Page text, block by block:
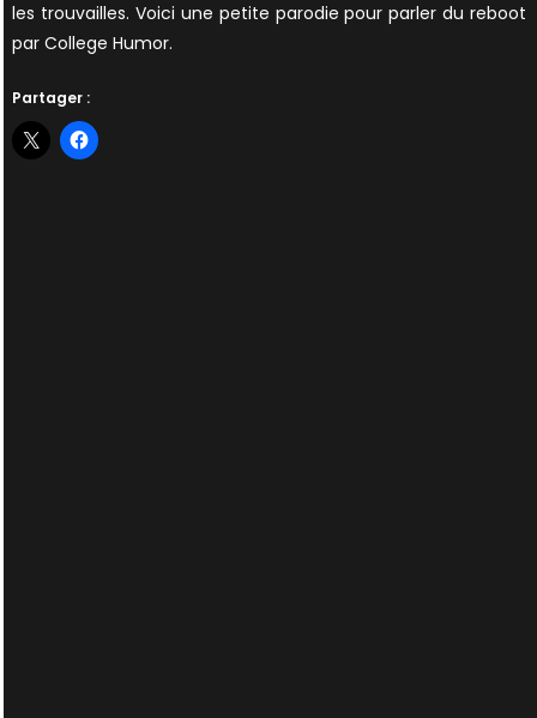
les trouvailles. Voici une petite parodie pour parler du reboot
par College Humor.
Partager :